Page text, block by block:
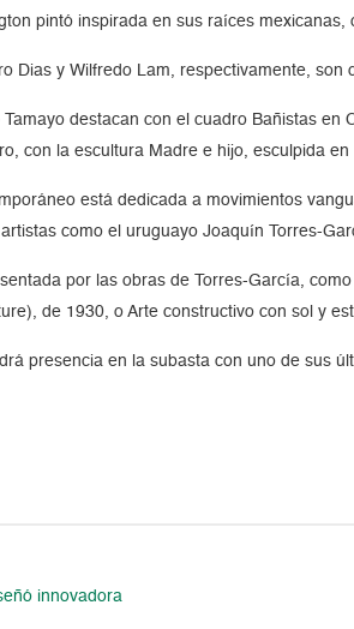
pintó inspirada en sus raíces
Dias y Wilfredo Lam, respectivamente,
Tamayo destacan con el cuadro Bañistas
con la escultura Madre e hijo, esculpida
está dedicada a movimientos
como el uruguayo Joaquín Torres-
por las obras de Torres-García,
de 1930, o Arte constructivo con sol y
presencia en la subasta con uno de sus
innovadora